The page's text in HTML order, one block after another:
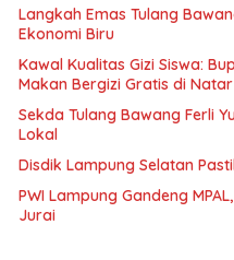
Langkah Emas Tulang
Ekonomi Biru
Kawal Kualitas Gizi Siswa:
Makan Bergizi Gratis di Natar
Sekda Tulang Bawang Ferli
Lokal
Disdik Lampung Selatan
PWI Lampung Gandeng
Jurai